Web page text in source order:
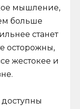
мышление,
больше
станет
осторожны,
жестокее и